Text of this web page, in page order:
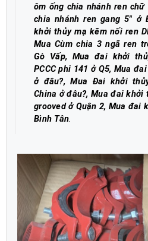
ôm ống chia nhánh ren
chia nhánh ren gang 5" ở
khởi thủy mạ kẽm nối ren
Mua Cùm chia 3 ngã ren
Gò Vấp, Mua đai khởi
PCCC phi 141 ở Q5, Mua
ở đâu?, Mua Đai khởi
China ở đâu?, Mua đai
grooved ở Quận 2, Mua đai
Bình Tân.